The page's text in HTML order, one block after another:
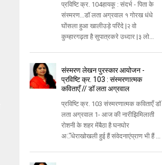
प्रविष्टि क्र. 104हायकू : संदर्भ - पिता के
संस्मरण...डॉ लता अग्रवाल १ गोरख धंधे
घोंसला हुआ खालीउड़े परिंदे |२ वो
कुम्हारगढ़ता है सुपात्रकरे उध्दार |३ लो...
संस्मरण लेखन पुरस्कार आयोजन -
प्रविष्टि क्र. 103 : संस्मरणात्मक
कविताएँ // डॉ लता अग्रवाल
प्रविष्टि क्र. 103 संस्मरणात्मक कविताएँ डॉ
लता अग्रवाल 1- आज की नारीझिमिलाती
रोशनी के शहर मेंबैठा है घनघोर
अॅंधेराखोखली हुई हैं संवेदनाएंप्राण भी हैं ...